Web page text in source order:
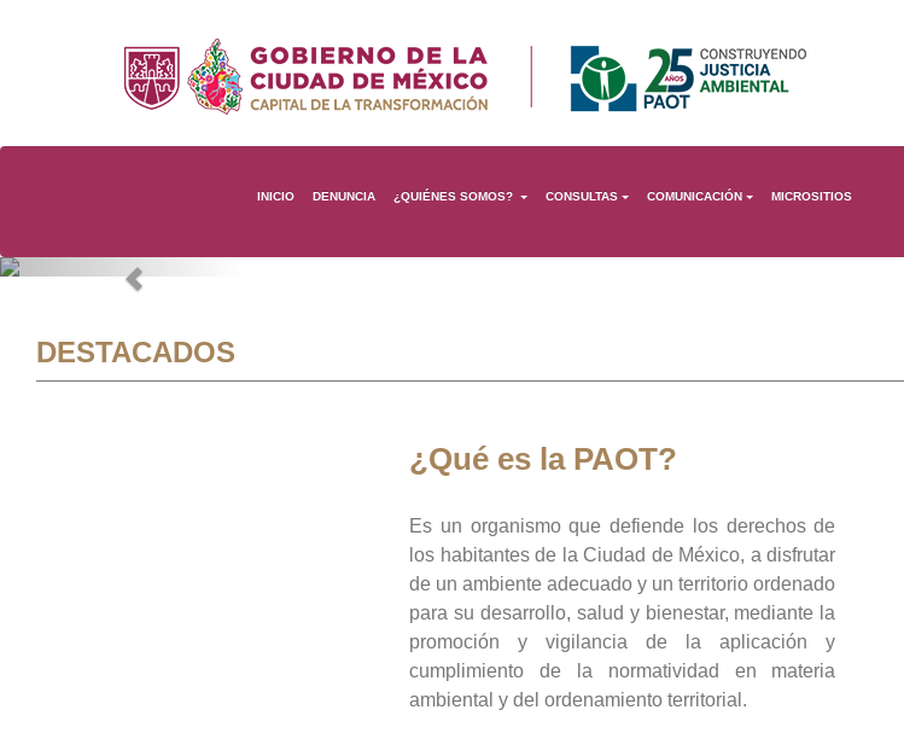
INICIO DENUNCIA ¿QUIÉNES SOMOS? CONSULTAS COMUNICACIÓN MICROSITIOS
Previous
DESTACADOS
¿Qué es la PAOT?
Es un organismo que defiende los derechos de
los habitantes de la Ciudad de México, a disfrutar
de un ambiente adecuado y un territorio ordenado
para su desarrollo, salud y bienestar, mediante la
promoción y vigilancia de la aplicación y
cumplimiento de la normatividad en materia
ambiental y del ordenamiento territorial.